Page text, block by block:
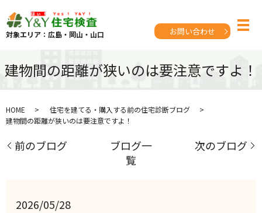
対象エリア：広島・岡山・山口 お問い合わせ
建物間の距離が狭いのは要注意ですよ！
HOME
住宅を建てる・購入する前の住宅診断ブログ
建物間の距離が狭いのは要注意ですよ！
前のブログ
ブログ一
覧
次のブログ
2026/05/28